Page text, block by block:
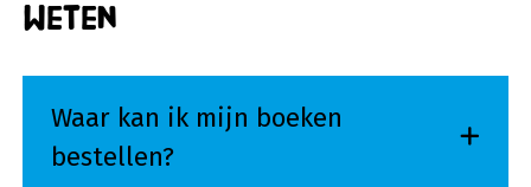
weten
Waar kan ik mijn boeken
bestellen?